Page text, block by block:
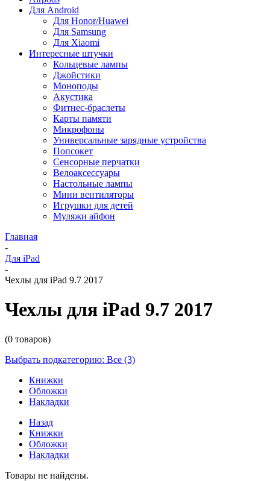
Для Android
Для Honor/Huawei
Для Samsung
Для Xiaomi
Интересные штучки
Кольцевые лампы
Джойстики
Моноподы
Акустика
Фитнес-браслеты
Карты памяти
Микрофоны
Универсальные зарядные устройства
Попсокет
Сенсорные перчатки
Велоаксессуары
Настольные лампы
Мини вентиляторы
Игрушки для детей
Муляжи айфон
Главная
-
Для iPad
-
Чехлы для iPad 9.7 2017
Чехлы для iPad 9.7 2017
(0 товаров)
Выбрать подкатегорию: Все (3)
Книжки
Обложки
Накладки
Назад
Книжки
Обложки
Накладки
Товары не найдены.